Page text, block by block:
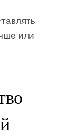
или